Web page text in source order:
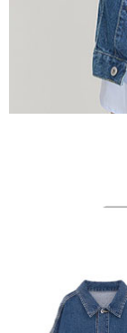
４．使用「AFTEE
時審查核予不同之上
請求用戶進行身份認證
５．嚴禁一人註冊多
恩沛科技股份有限公
每筆NT$90，滿